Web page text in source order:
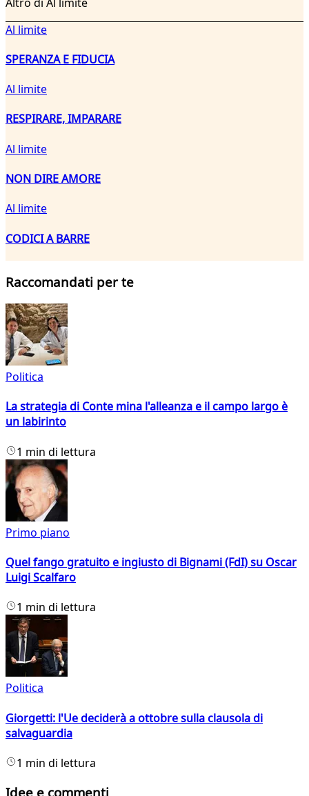
Al limite
SPERANZA E FIDUCIA
Al limite
RESPIRARE, IMPARARE
Al limite
NON DIRE AMORE
Al limite
CODICI A BARRE
Raccomandati per te
Politica
La strategia di Conte mina l'alleanza e il campo largo è
un labirinto
1 min di lettura
Primo piano
Quel fango gratuito e ingiusto di Bignami (FdI) su Oscar
Luigi Scalfaro
1 min di lettura
Politica
Giorgetti: l'Ue deciderà a ottobre sulla clausola di
salvaguardia
1 min di lettura
Idee e commenti